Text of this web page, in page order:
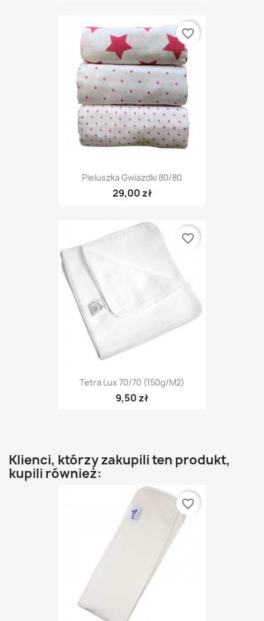
Pieluszka Gwiazdki 80/80
29,00 zł
favorite_border
Tetra Lux 70/70 (150g/m2)
9,50 zł
favorite_border
Klienci, którzy zakupili ten produkt,
kupili również:
favorite_border